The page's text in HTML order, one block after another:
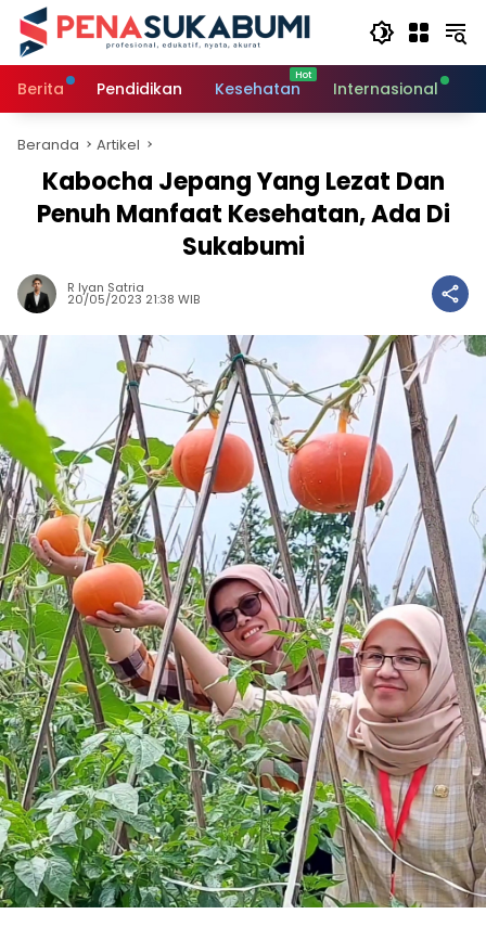
Langsung
konten
Berita
Pendidikan Kesehatan Internasional
Beranda Artikel
Kabocha Jepang Yang Lezat Dan
Penuh Manfaat Kesehatan, Ada Di
Sukabumi
R Iyan Satria
20/05/2023 21:38 WIB